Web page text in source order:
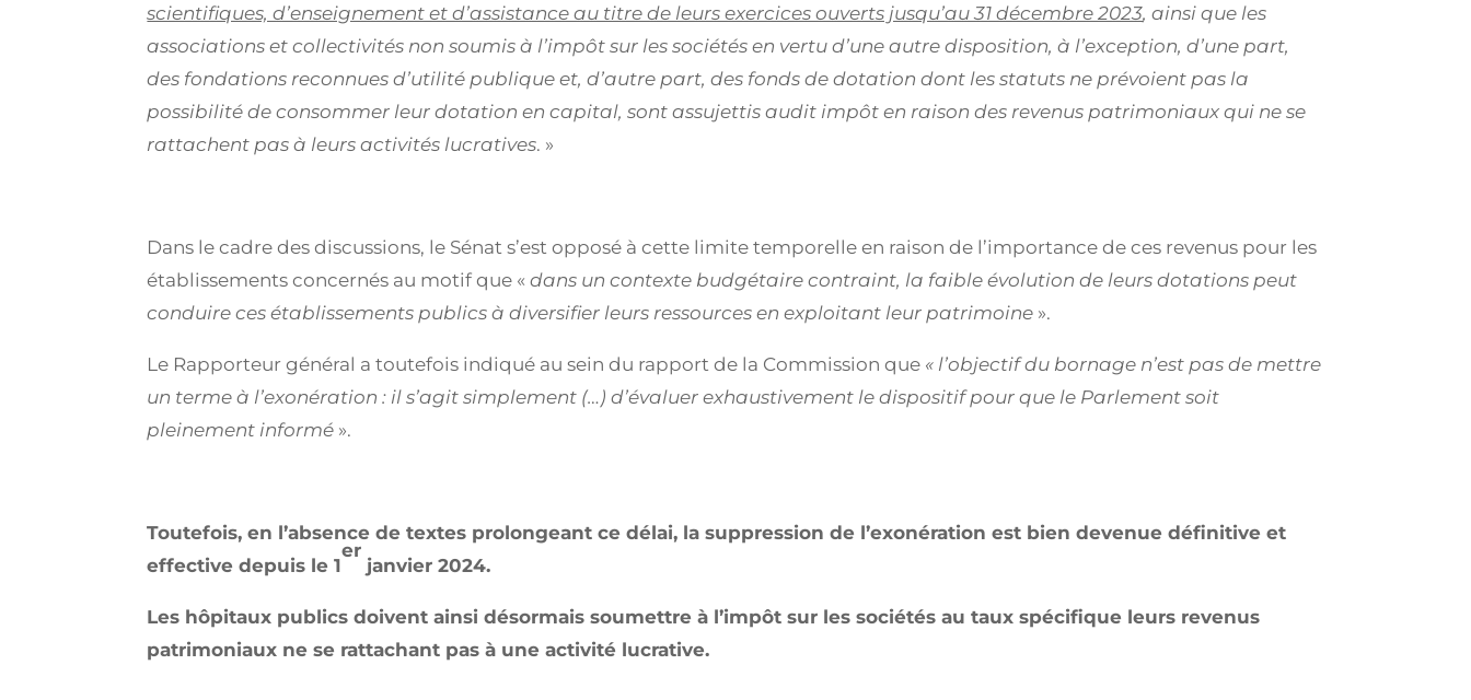
scientifiques, d’enseignement et d’assistance au titre de leurs exercices ouverts jusqu’au 31 décembre 2023, ainsi que les
associations et collectivités non soumis à l’impôt sur les sociétés en vertu d’une autre disposition, à l’exception, d’une part,
des fondations reconnues d’utilité publique et, d’autre part, des fonds de dotation dont les statuts ne prévoient pas la
possibilité de consommer leur dotation en capital, sont assujettis audit impôt en raison des revenus patrimoniaux qui ne se
rattachent pas à leurs activités lucratives. »
Dans le cadre des discussions, le Sénat s’est opposé à cette limite temporelle en raison de l’importance de ces revenus pour les
établissements concernés au motif que «dans un contexte budgétaire contraint, la faible évolution de leurs dotations peut
conduire ces établissements publics à diversifier leurs ressources en exploitant leur patrimoine ».
Le Rapporteur général a toutefois indiqué au sein du rapport de la Commission que « l’objectif du bornage n’est pas de mettre
un terme à l’exonération : il s’agit simplement (…) d’évaluer exhaustivement le dispositif pour que le Parlement soit
pleinement informé ».
Toutefois, en l’absence de textes prolongeant ce délai, la suppression de l’exonération est bien devenue définitive et
effective depuis le 1
er
janvier 2024.
Les hôpitaux publics doivent ainsi désormais soumettre à l’impôt sur les sociétés au taux spécifique leurs revenus
patrimoniaux ne se rattachant pas à une activité lucrative.